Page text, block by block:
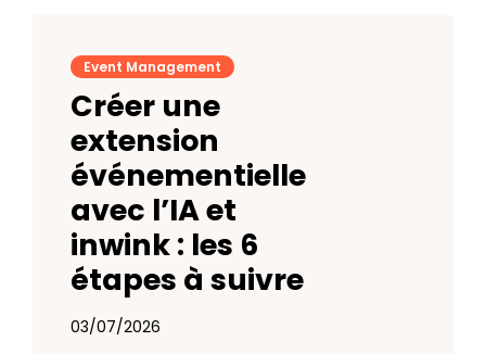
Event Management
Créer une
extension
événementielle
avec l’IA et
inwink : les 6
étapes à suivre
03/07/2026